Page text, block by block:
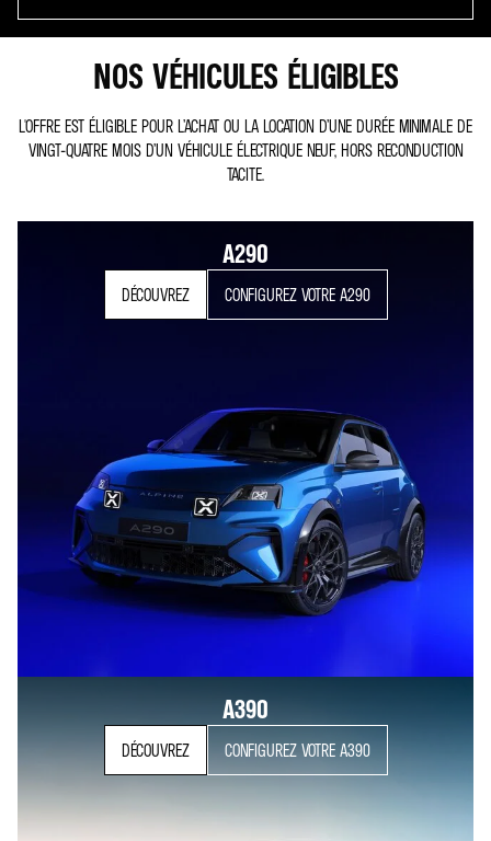
NOS VÉHICULES ÉLIGIBLES
L'OFFRE EST ÉLIGIBLE POUR L’ACHAT OU LA LOCATION D’UNE DURÉE MINIMALE DE
VINGT-QUATRE MOIS D’UN VÉHICULE ÉLECTRIQUE NEUF, HORS RECONDUCTION
TACITE.​
A290
DÉCOUVREZ CONFIGUREZ VOTRE A290
A390
DÉCOUVREZ CONFIGUREZ VOTRE A390